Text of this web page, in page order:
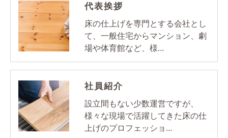
代表挨拶
床の仕上げを専門とする会社とし
て、一般住宅からマンション、劇
場や体育館など、様…
社員紹介
設立間もない少数運営ですが、
様々な現場で活躍してきた床の仕
上げのプロフェッショ…